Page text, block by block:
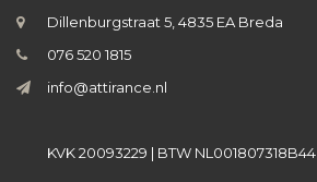
Dillenburgstraat 5, 4835 EA Breda
076 520 1815
info@attirance.nl
KVK 20093229 | BTW NL001807318B44